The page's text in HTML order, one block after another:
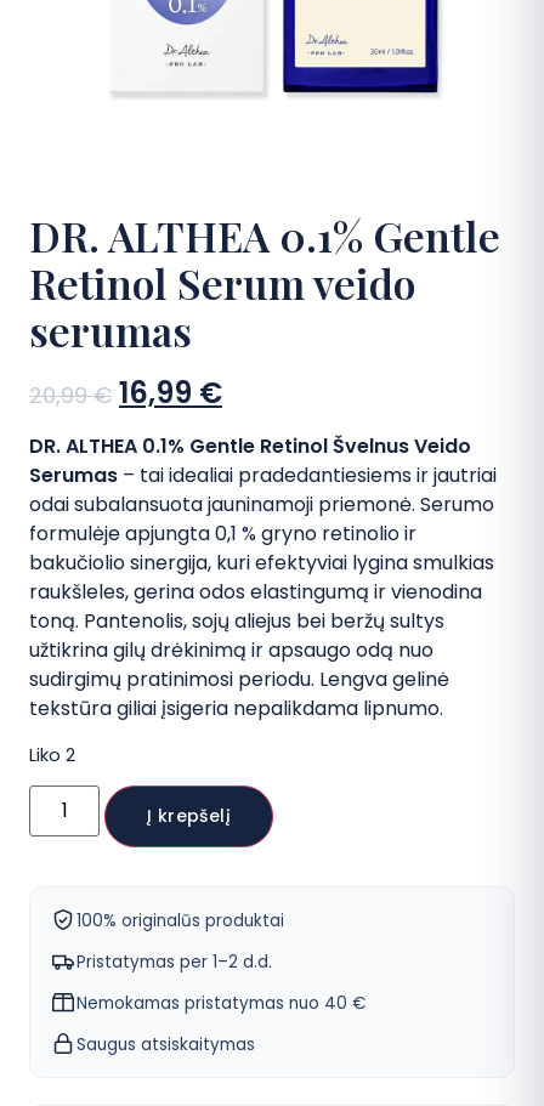
DR. ALTHEA 0.1% Gentle
Retinol Serum veido
serumas
20,99€ Sena
kaina:
20,99 €.
16,99 €Dabartinė
kaina:
16,99 €.
DR. ALTHEA 0.1% Gentle Retinol Švelnus Veido
Serumas – tai idealiai pradedantiesiems ir jautriai
odai subalansuota jauninamoji priemonė. Serumo
formulėje apjungta 0,1 % gryno retinolio ir
bakučiolio sinergija, kuri efektyviai lygina smulkias
raukšleles, gerina odos elastingumą ir vienodina
toną. Pantenolis, sojų aliejus bei beržų sultys
užtikrina gilų drėkinimą ir apsaugo odą nuo
sudirgimų pratinimosi periodu. Lengva gelinė
tekstūra giliai įsigeria nepalikdama lipnumo.
Liko 2
produkto
kiekis:
DR.
Retinol
Serum
veido
serumas
Į krepšelį
100% originalūs produktai
Pristatymas per 1–2 d.d.
Nemokamas pristatymas nuo 40 €
Saugus atsiskaitymas